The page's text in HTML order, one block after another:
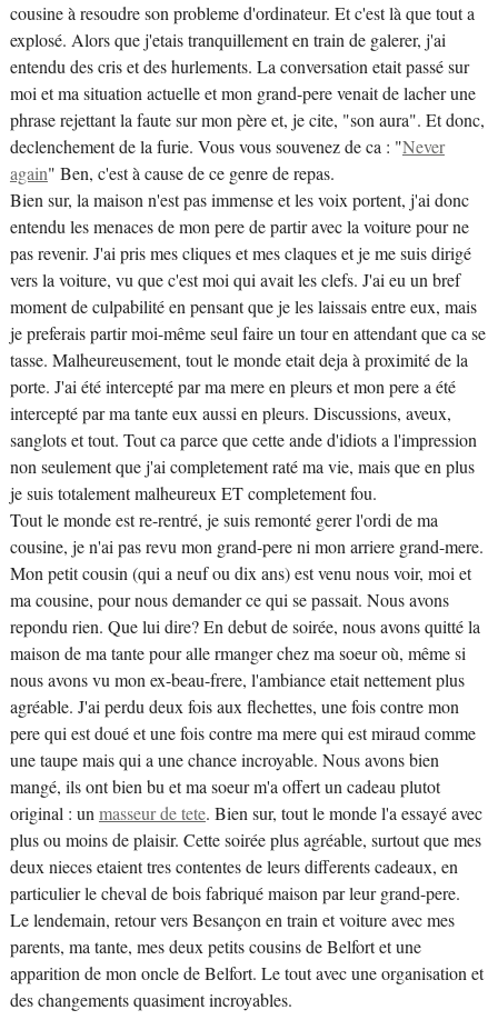
cousine à resoudre son probleme d'ordinateur. Et c'est là que tout a
explosé. Alors que j'etais tranquillement en train de galerer, j'ai
entendu des cris et des hurlements. La conversation etait passé sur
moi et ma situation actuelle et mon grand-pere venait de lacher une
phrase rejettant la faute sur mon père et, je cite, "son aura". Et donc,
declenchement de la furie. Vous vous souvenez de ca : "Never
again" Ben, c'est à cause de ce genre de repas.
Bien sur, la maison n'est pas immense et les voix portent, j'ai donc
entendu les menaces de mon pere de partir avec la voiture pour ne
pas revenir. J'ai pris mes cliques et mes claques et je me suis dirigé
vers la voiture, vu que c'est moi qui avait les clefs. J'ai eu un bref
moment de culpabilité en pensant que je les laissais entre eux, mais
je preferais partir moi-même seul faire un tour en attendant que ca se
tasse. Malheureusement, tout le monde etait deja à proximité de la
porte. J'ai été intercepté par ma mere en pleurs et mon pere a été
intercepté par ma tante eux aussi en pleurs. Discussions, aveux,
sanglots et tout. Tout ca parce que cette ande d'idiots a l'impression
non seulement que j'ai completement raté ma vie, mais que en plus
je suis totalement malheureux ET completement fou.
Tout le monde est re-rentré, je suis remonté gerer l'ordi de ma
cousine, je n'ai pas revu mon grand-pere ni mon arriere grand-mere.
Mon petit cousin (qui a neuf ou dix ans) est venu nous voir, moi et
ma cousine, pour nous demander ce qui se passait. Nous avons
repondu rien. Que lui dire? En debut de soirée, nous avons quitté la
maison de ma tante pour alle rmanger chez ma soeur où, même si
nous avons vu mon ex-beau-frere, l'ambiance etait nettement plus
agréable. J'ai perdu deux fois aux flechettes, une fois contre mon
pere qui est doué et une fois contre ma mere qui est miraud comme
une taupe mais qui a une chance incroyable. Nous avons bien
mangé, ils ont bien bu et ma soeur m'a offert un cadeau plutot
original : unmasseur de tete. Bien sur, tout le monde l'a essayé avec
plus ou moins de plaisir. Cette soirée plus agréable, surtout que mes
deux nieces etaient tres contentes de leurs differents cadeaux, en
particulier le cheval de bois fabriqué maison par leur grand-pere.
Le lendemain, retour vers Besançon en train et voiture avec mes
parents, ma tante, mes deux petits cousins de Belfort et une
apparition de mon oncle de Belfort. Le tout avec une organisation et
des changements quasiment incroyables.